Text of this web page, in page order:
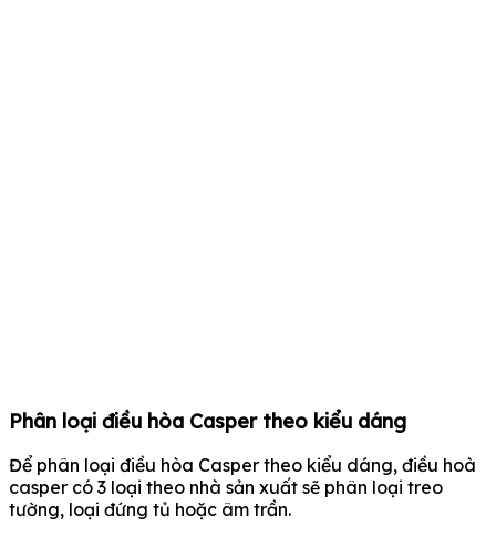
Phân loại điều hòa Casper theo kiểu dáng
Để phân loại điều hòa Casper theo kiểu dáng, điều hoà
casper có 3 loại theo nhà sản xuất sẽ phân loại treo
tường, loại đứng tủ hoặc âm trần.